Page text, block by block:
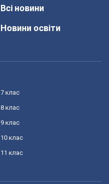
Всі новини
Новини освіти
7 клас
8 клас
9 клас
10 клас
11 клас